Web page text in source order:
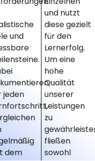
und
jeden
dem
und nutzt
diese gezielt
für den
Lernerfolg.
Um eine
hohe
Qualität
unserer
Leistungen
zu
fließen
sowohl